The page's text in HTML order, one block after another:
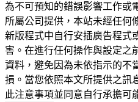
為不可預知的錯誤影響工作或
所屬公司提供，本站未經任何
新版程式中自行安插廣告程式
害。在進行任何操作與設定之
資料，避免因為未依指示的不
損。當您依照本文所提供之訊
此注意事項並同意自行承擔可